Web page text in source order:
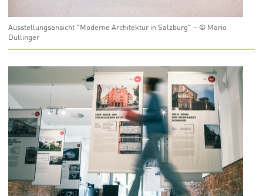
Ausstellungsansicht "Moderne Architektur in Salzburg" – © Mario
Dullinger